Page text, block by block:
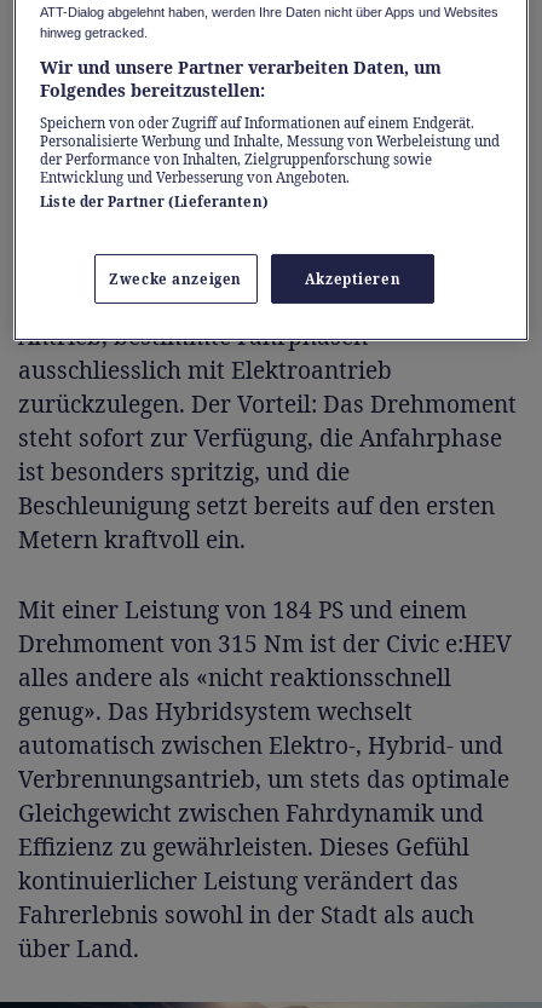
Ausgesprochene Dynamik – den
Klischees zum Trotz
Die Vorstellung, ein Hybridauto sei nicht
reaktionsschnell genug, hält sich hartnäckig.
Die neueste Generation der Vollhybrid-
Gegenteil. Im Gegensatz zur Mildhybrid-
Antriebstechnik ermöglicht ein Vollhybrid-
Antrieb, bestimmte Fahrphasen
ausschliesslich mit Elektroantrieb
zurückzulegen. Der Vorteil: Das Drehmoment
steht sofort zur Verfügung, die Anfahrphase
ist besonders spritzig, und die
Beschleunigung setzt bereits auf den ersten
Metern kraftvoll ein.
Mit einer Leistung von 184 PS und einem
Drehmoment von 315 Nm ist der Civic e:HEV
alles andere als «nicht reaktionsschnell
genug». Das Hybridsystem wechselt
automatisch zwischen Elektro-, Hybrid- und
Verbrennungsantrieb, um stets das optimale
Gleichgewicht zwischen Fahrdynamik und
Effizienz zu gewährleisten. Dieses Gefühl
kontinuierlicher Leistung verändert das
Fahrerlebnis sowohl in der Stadt als auch
über Land.
ATT-Dialog abgelehnt haben, werden Ihre Daten nicht über Apps und Websites
hinweg getracked.
Wir und unsere Partner verarbeiten Daten, um
Folgendes bereitzustellen:
Speichern von oder Zugriff auf Informationen auf einem Endgerät.
Personalisierte Werbung und Inhalte, Messung von Werbeleistung und
der Performance von Inhalten, Zielgruppenforschung sowie
Entwicklung und Verbesserung von Angeboten.
Liste der Partner (Lieferanten)
Zwecke anzeigen Akzeptieren